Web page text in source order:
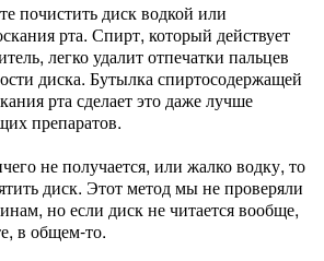
почистить диск водкой или
рта. Спирт, который действует
легко удалит отпечатки пальцев
диска. Бутылка спиртосодержащей
рта сделает это даже лучше
препаратов.
не получается, или жалко водку, то
диск. Этот метод мы не проверяли
но если диск не читается вообще,
в общем-то.